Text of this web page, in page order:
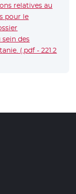
relatives au
pour le
des
(.pdf - 221.2